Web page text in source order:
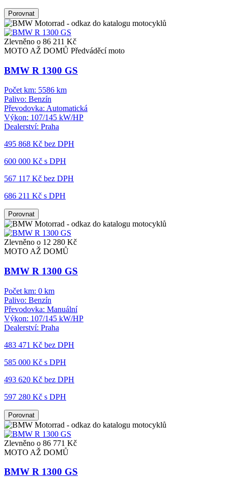
Porovnat
Zlevněno o 86 211 Kč
MOTO AŽ DOMŮ Předváděcí moto
BMW R 1300 GS
Počet km: 5586 km
Palivo: Benzín
Převodovka: Automatická
Výkon: 107/145 kW/HP
Dealerství: Praha
495 868 Kč bez DPH
600 000 Kč s DPH
567 117 Kč bez DPH
686 211 Kč s DPH
Porovnat
Zlevněno o 12 280 Kč
MOTO AŽ DOMŮ
BMW R 1300 GS
Počet km: 0 km
Palivo: Benzín
Převodovka: Manuální
Výkon: 107/145 kW/HP
Dealerství: Praha
483 471 Kč bez DPH
585 000 Kč s DPH
493 620 Kč bez DPH
597 280 Kč s DPH
Porovnat
Zlevněno o 86 771 Kč
MOTO AŽ DOMŮ
BMW R 1300 GS